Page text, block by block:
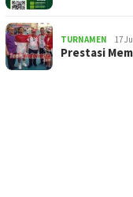
TURNAMEN 17
Prestasi